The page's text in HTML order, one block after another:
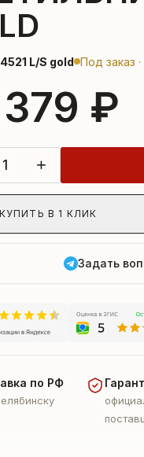
4521 L/S gold Под заказ
379 ₽
+
КУПИТЬ В 1 КЛИК
Задать
по РФ